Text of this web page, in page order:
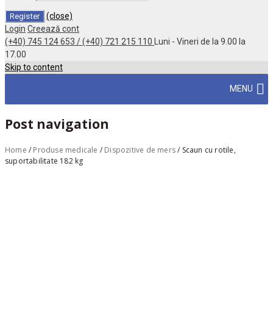
(close)
Login Creează cont
(+40) 745 124 653 / (+40) 721 215 110
Luni - Vineri de la 9.00 la
17.00
Skip to content
MENU
Post navigation
Home / Produse medicale / Dispozitive de mers/ Scaun cu rotile,
suportabilitate 182 kg